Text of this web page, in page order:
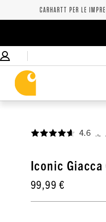
CARHARTT PER LE
4.6
Iconic
99,99 €